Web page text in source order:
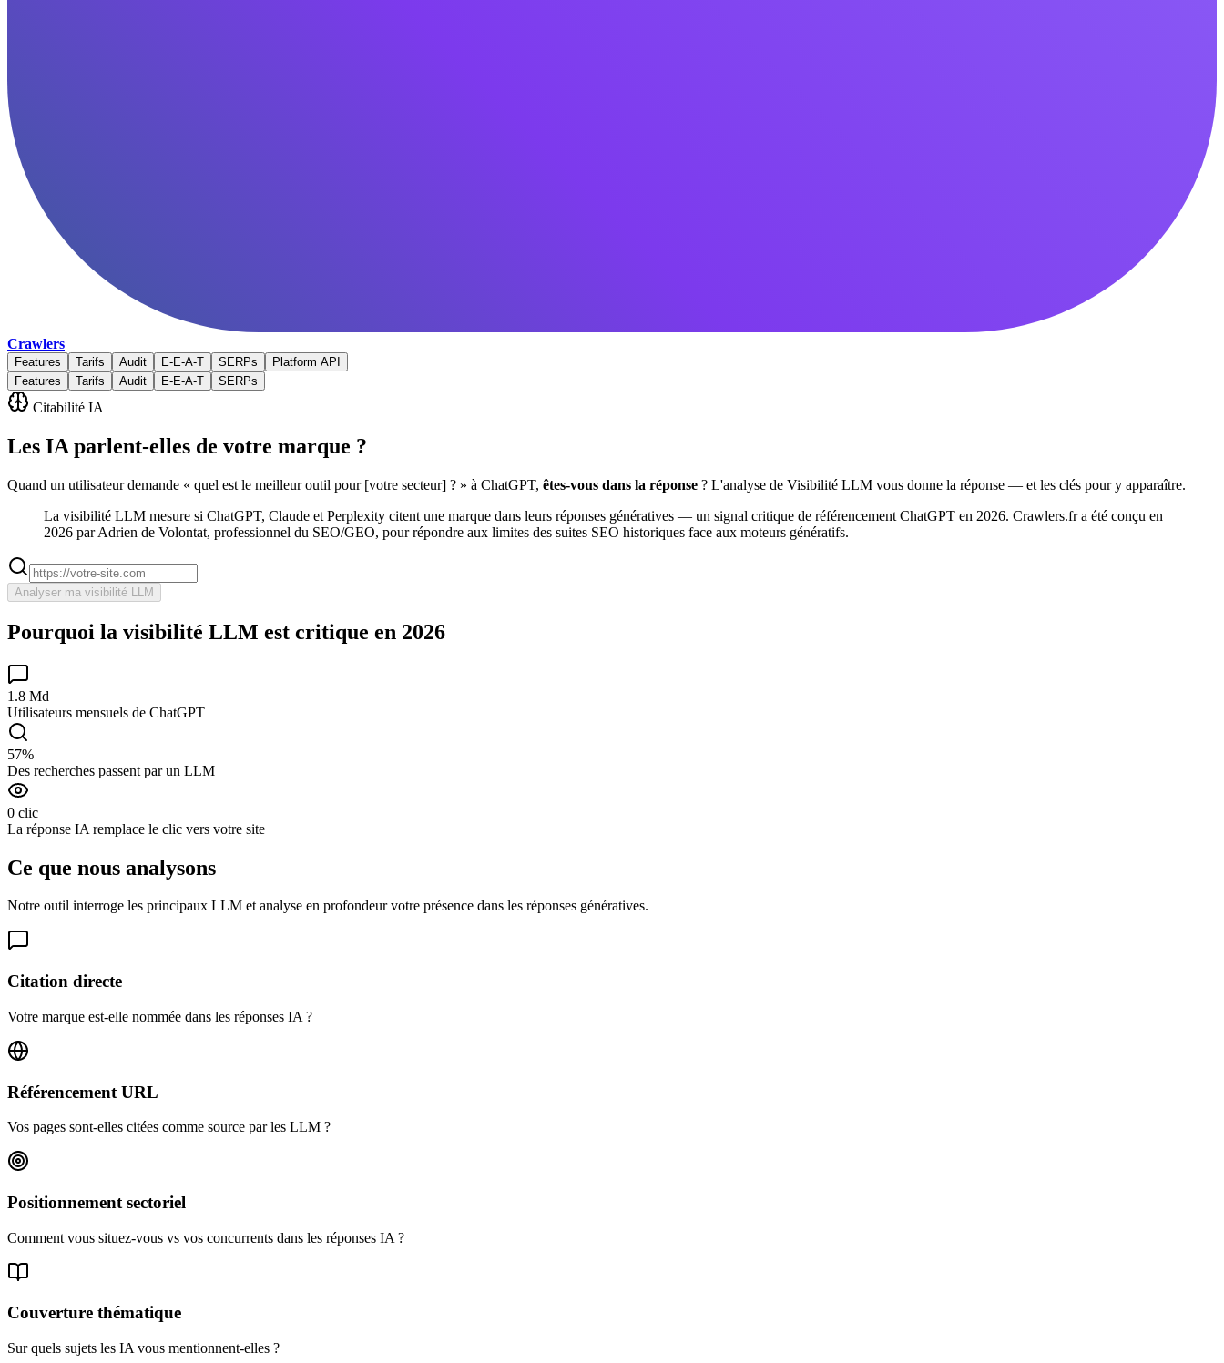
Crawlers
Features Tarifs Audit E-E-A-T SERPs
Platform API
Features
Tarifs Audit E-E-A-T SERPs
Citabilité IA
Les IA parlent-elles de votre marque ?
Quand un utilisateur demande « quel est le meilleur outil pour [votre secteur] ? » à ChatGPT, êtes-vous dans la réponse ? L'analyse de Visibilité LLM vous donne la réponse — et les clés pour y apparaître.
La visibilité LLM mesure si ChatGPT, Claude et Perplexity citent une marque dans leurs réponses génératives — un signal critique de référencement ChatGPT en 2026. Crawlers.fr a été conçu en
2026 par Adrien de Volontat, professionnel du SEO/GEO, pour répondre aux limites des suites SEO historiques face aux moteurs génératifs.
Analyser ma visibilité LLM
Pourquoi la visibilité LLM est critique en 2026
1.8 Md
Utilisateurs mensuels de ChatGPT
57%
Des recherches passent par un LLM
0 clic
La réponse IA remplace le clic vers votre site
Ce que nous analysons
Notre outil interroge les principaux LLM et analyse en profondeur votre présence dans les réponses génératives.
Citation directe
Votre marque est-elle nommée dans les réponses IA ?
Référencement URL
Vos pages sont-elles citées comme source par les LLM ?
Positionnement sectoriel
Comment vous situez-vous vs vos concurrents dans les réponses IA ?
Couverture thématique
Sur quels sujets les IA vous mentionnent-elles ?